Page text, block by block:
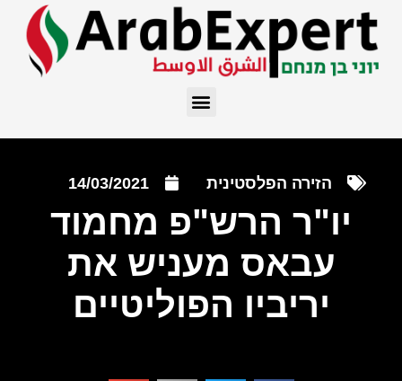
הזירה הפלסטינית 14/03/2021
יו"ר הרש"פ מחמוד
עבאס מעניש את
יריביו הפוליטיים